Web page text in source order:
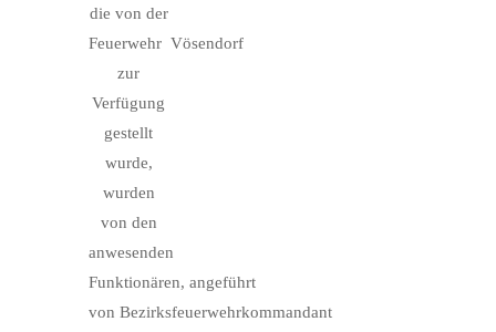
die von der
Feuerwehr Vösendorf
zur
Verfügung
gestellt
wurde,
wurden
von den
anwesenden
Funktionären, angeführt
von Bezirksfeuerwehrkommandant